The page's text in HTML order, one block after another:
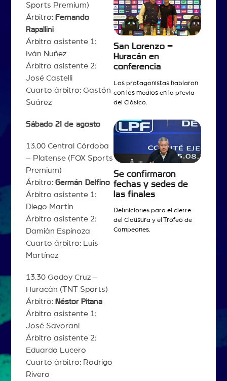
Sports Premium)
Árbitro: Fernando
Rapallini
Árbitro asistente 1:
Iván Nuñez
Árbitro asistente 2:
José Castelli
Cuarto árbitro: Gastón
Suárez
Sábado 21 de agosto
13.00 Central Córdoba
– Platense (FOX Sports
Premium)
Árbitro: Germán Delfino
Árbitro asistente 1:
Diego Martín
Árbitro asistente 2:
Damián Espinoza
Cuarto árbitro: Luis
Martínez
13.30 Godoy Cruz –
Huracán (TNT Sports)
Árbitro: Néstor Pitana
Árbitro asistente 1:
José Savorani
Árbitro asistente 2:
Eduardo Lucero
Cuarto árbitro: Rodrigo
Rivero
San Lorenzo –
Huracán en
conferencia
Los protagonistas hablaron
con los medios en la previa
del Clásico.
Se confirmaron
fechas y sedes de
las finales
Definiciones para el cierre
del Clausura y el Trofeo de
Campeones.